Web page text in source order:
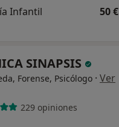
Infantil 50 €
SINAPSIS
Forense, Psicólogo · Ver
229 opiniones